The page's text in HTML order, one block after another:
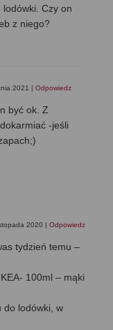
lodówki. Czy on
z niego?
2021 | Odpowiedz
być ok. Z
-jeśli
2020 | Odpowiedz
tydzień temu –
100ml – mąki
do lodówki, w